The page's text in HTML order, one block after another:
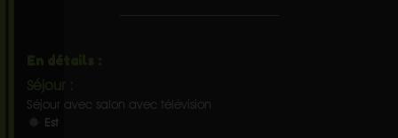
En détails :
Séjour :
Séjour avec salon avec télévision
Est